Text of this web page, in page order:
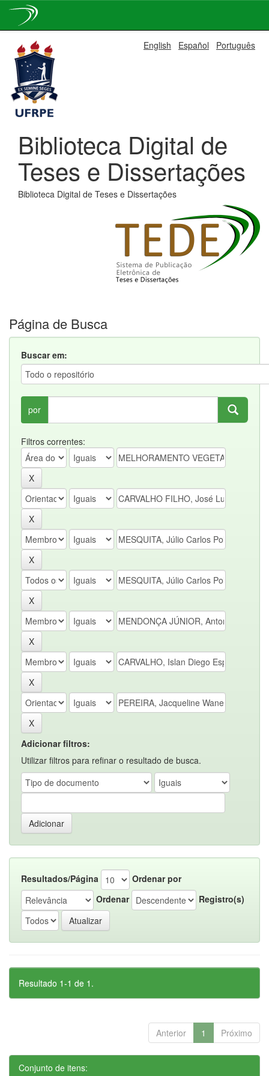
navigation
English Español Português
Biblioteca Digital de
Teses e Dissertações
Biblioteca Digital de Teses e Dissertações
Página de Busca
Buscar em:
por
Filtros correntes:
Adicionar filtros:
Utilizar filtros para refinar o resultado de busca.
Resultados/Página
Ordenar por
Ordenar
Registro(s)
Resultado 1-1 de 1.
Anterior 1 Próximo
Conjunto de itens: